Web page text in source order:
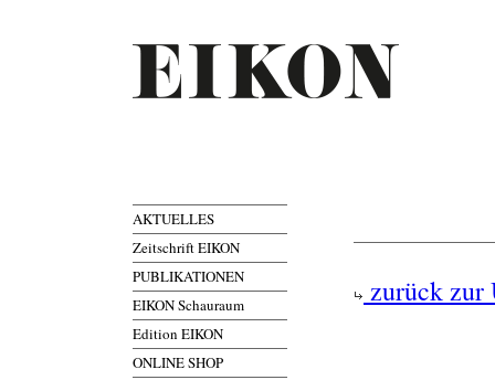
AKTUELLES
Zeitschrift EIKON
PUBLIKATIONEN
EIKON Schauraum
Edition EIKON
ONLINE SHOP
zurück zur